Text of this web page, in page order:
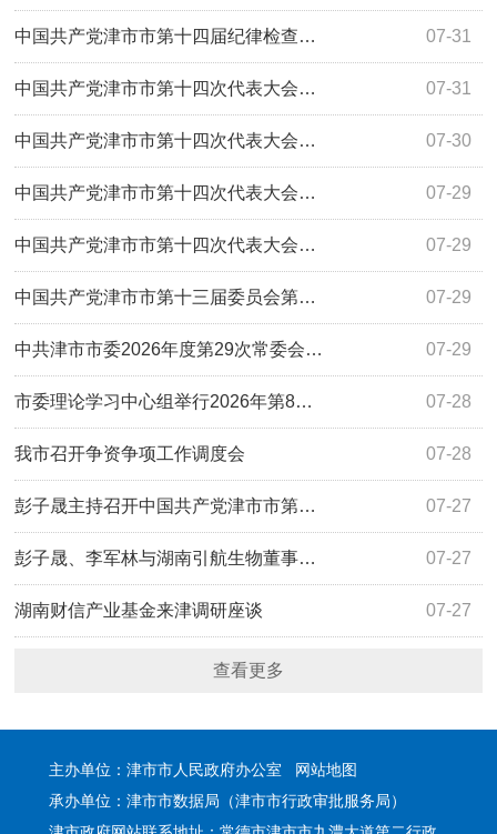
07-31
中国共产党津市市第十四届纪律检查…
07-31
中国共产党津市市第十四次代表大会…
07-30
中国共产党津市市第十四次代表大会…
07-29
中国共产党津市市第十四次代表大会…
07-29
中国共产党津市市第十四次代表大会…
07-29
中国共产党津市市第十三届委员会第…
07-29
中共津市市委2026年度第29次常委会…
07-28
市委理论学习中心组举行2026年第8…
07-28
我市召开争资争项工作调度会
07-27
彭子晟主持召开中国共产党津市市第…
07-27
彭子晟、李军林与湖南引航生物董事…
07-27
湖南财信产业基金来津调研座谈
查看更多
主办单位：津市市人民政府办公室 网站地图
承办单位：津市市数据局（津市市行政审批服务局）